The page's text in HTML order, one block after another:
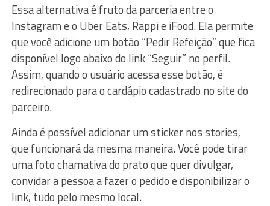
Essa alternativa é fruto da parceria entre o
Instagram e o Uber Eats, Rappi e iFood. Ela permite
que você adicione um botão “Pedir Refeição” que fica
disponível logo abaixo do link “Seguir” no perfil.
Assim, quando o usuário acessa esse botão, é
redirecionado para o cardápio cadastrado no site do
parceiro.
Ainda é possível adicionar um sticker nos stories,
que funcionará da mesma maneira. Você pode tirar
uma foto chamativa do prato que quer divulgar,
convidar a pessoa a fazer o pedido e disponibilizar o
link, tudo pelo mesmo local.